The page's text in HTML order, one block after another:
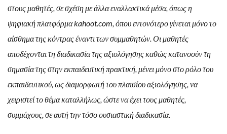
στους μαθητές, σε σχέση με άλλα εναλλακτικά μέσα, όπως η
ψηφιακή πλατφόρμα kahoot.com, όπου εντονότερο γίνεται μόνο το
αίσθημα της κόντρας έναντι των συμμαθητών. Οι μαθητές
αποδέχονται τη διαδικασία της αξιολόγησης καθώς κατανοούν τη
σημασία της στην εκπαιδευτική πρακτική, μένει μόνο στο ρόλο του
εκπαιδευτικού, ως διαμορφωτή του πλαισίου αξιολόγησης, να
χειριστεί το θέμα καταλλήλως, ώστε να έχει τους μαθητές,
συμμάχους, σε αυτή την τόσο ουσιαστική διαδικασία.